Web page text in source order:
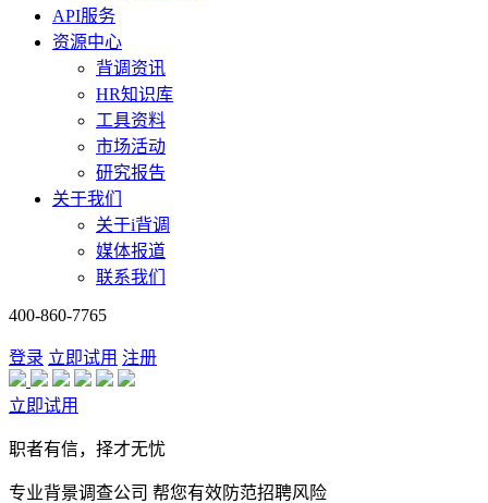
API服务
资源中心
背调资讯
HR知识库
工具资料
市场活动
研究报告
关于我们
关于i背调
媒体报道
联系我们
400-860-7765
登录 立即试用 注册
立即试用
职者有信，择才无忧
专业背景调查公司 帮您有效防范招聘风险